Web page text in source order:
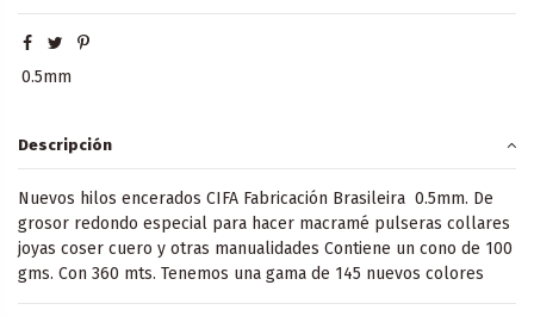
0.5mm
Descripción
Nuevos hilos encerados CIFA Fabricación Brasileira 0.5mm. De
grosor redondo especial para hacer macramé pulseras collares
joyas coser cuero y otras manualidades Contiene un cono de 100
gms. Con 360 mts. Tenemos una gama de 145 nuevos colores